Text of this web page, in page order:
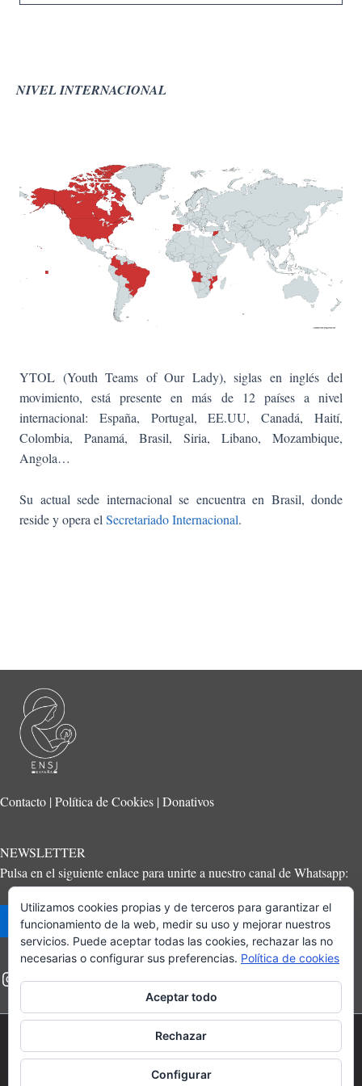
NIVEL INTERNACIONAL
YTOL (Youth Teams of Our Lady), siglas en inglés del
movimiento, está presente en más de 12 países a nivel
internacional: España, Portugal, EE.UU, Canadá, Haití,
Colombia, Panamá, Brasil, Siria, Libano, Mozambique,
Angola…
Su actual sede internacional se encuentra en Brasil, donde
reside y opera el Secretariado Internacional.
Contacto | Política de Cookies | Donativos
NEWSLETTER
Pulsa en el siguiente enlace para unirte a nuestro canal de Whatsapp:
Suscríbete
ENSJ 2023 © Todos los derechos reservados
Utilizamos cookies propias y de terceros para garantizar el
funcionamiento de la web, medir su uso y mejorar nuestros
servicios. Puede aceptar todas las cookies, rechazar las no
necesarias o configurar sus preferencias. Política de cookies
Aceptar todo
Rechazar
Configurar